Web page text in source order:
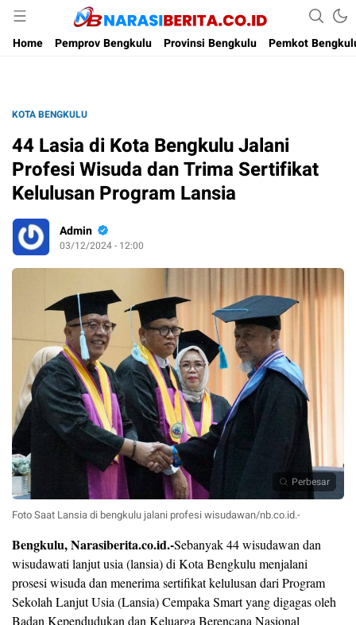
Narasi Berita
Home
Pemprov Bengkulu Provinsi Bengkulu Pemkot
KOTA BENGKULU
44 Lasia di Kota Bengkulu Jalani
Profesi Wisuda dan Trima Sertifikat
Kelulusan Program Lansia
Admin
03/12/2024 - 12:00
Perbesar
Foto Saat Lansia di bengkulu jalani profesi wisudawan/nb.co.id.-
Bengkulu, Narasiberita.co.id.-Sebanyak 44 wisudawan dan
wisudawati lanjut usia (lansia) di Kota Bengkulu menjalani
prosesi wisuda dan menerima sertifikat kelulusan dari Program
Sekolah Lanjut Usia (Lansia) Cempaka Smart yang digagas oleh
Badan Kependudukan dan Keluarga Berencana Nasional